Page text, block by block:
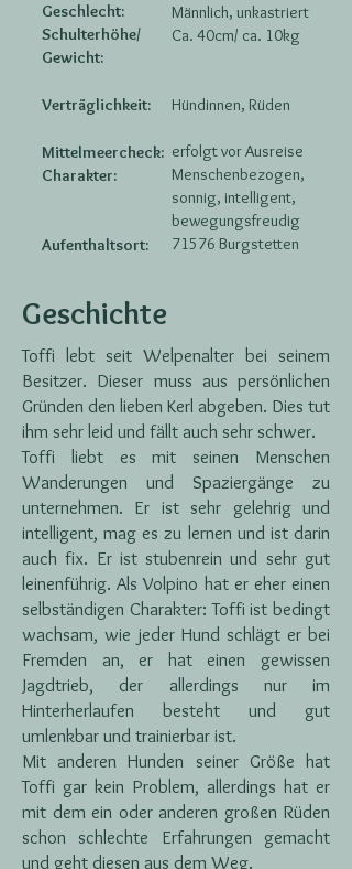
Geschlecht:
Schulterhöhe/
Gewicht:
Verträglichkeit:
Mittelmeercheck:
Charakter:
Aufenthaltsort:
Männlich, unkastriert
Ca. 40cm/ ca. 10kg
Hündinnen, Rüden
erfolgt vor Ausreise
Menschenbezogen,
sonnig, intelligent,
bewegungsfreudig
71576 Burgstetten
Geschichte
Toffi lebt seit Welpenalter bei seinem
Besitzer. Dieser muss aus persönlichen
Gründen den lieben Kerl abgeben. Dies tut
ihm sehr leid und fällt auch sehr schwer.
Toffi liebt es mit seinen Menschen
Wanderungen und Spaziergänge zu
unternehmen. Er ist sehr gelehrig und
intelligent, mag es zu lernen und ist darin
auch fix. Er ist stubenrein und sehr gut
leinenführig. Als Volpino hat er eher einen
selbständigen Charakter: Toffi ist bedingt
wachsam, wie jeder Hund schlägt er bei
Fremden an, er hat einen gewissen
Jagdtrieb, der allerdings nur im
Hinterherlaufen besteht und gut
umlenkbar und trainierbar ist.
Mit anderen Hunden seiner Größe hat
Toffi gar kein Problem, allerdings hat er
mit dem ein oder anderen großen Rüden
schon schlechte Erfahrungen gemacht
und geht diesen aus dem Weg.